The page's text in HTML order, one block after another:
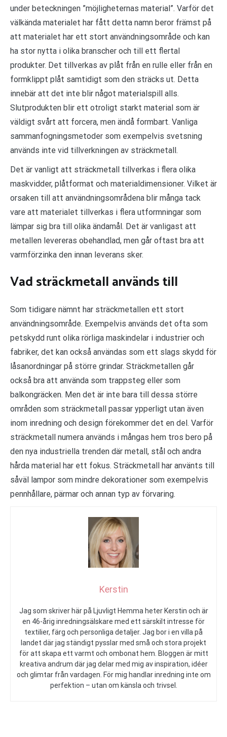
under beteckningen ”möjligheternas material”. Varför det
välkända materialet har fått detta namn beror främst på
att materialet har ett stort användningsområde och kan
ha stor nytta i olika branscher och till ett flertal
produkter. Det tillverkas av plåt från en rulle eller från en
formklippt plåt samtidigt som den sträcks ut. Detta
innebär att det inte blir något materialspill alls.
Slutprodukten blir ett otroligt starkt material som är
väldigt svårt att forcera, men ändå formbart. Vanliga
sammanfogningsmetoder som exempelvis svetsning
används inte vid tillverkningen av sträckmetall.
Det är vanligt att sträckmetall tillverkas i flera olika
maskvidder, plåtformat och materialdimensioner. Vilket är
orsaken till att användningsområdena blir många tack
vare att materialet tillverkas i flera utformningar som
lämpar sig bra till olika ändamål. Det är vanligast att
metallen levereras obehandlad, men går oftast bra att
varmförzinka den innan leverans sker.
Vad sträckmetall används till
Som tidigare nämnt har sträckmetallen ett stort
användningsområde. Exempelvis används det ofta som
petskydd runt olika rörliga maskindelar i industrier och
fabriker, det kan också användas som ett slags skydd för
låsanordningar på större grindar. Sträckmetallen går
också bra att använda som trappsteg eller som
balkongräcken. Men det är inte bara till dessa större
områden som sträckmetall passar ypperligt utan även
inom inredning och design förekommer det en del. Varför
sträckmetall numera används i mångas hem tros bero på
den nya industriella trenden där metall, stål och andra
hårda material har ett fokus. Sträckmetall har använts till
såväl lampor som mindre dekorationer som exempelvis
pennhållare, pärmar och annan typ av förvaring.
Kerstin
Jag som skriver här på Ljuvligt Hemma heter Kerstin och är
en 46-årig inredningsälskare med ett särskilt intresse för
textilier, färg och personliga detaljer. Jag bor i en villa på
landet där jag ständigt pysslar med små och stora projekt
för att skapa ett varmt och ombonat hem. Bloggen är mitt
kreativa andrum där jag delar med mig av inspiration, idéer
och glimtar från vardagen. För mig handlar inredning inte om
perfektion – utan om känsla och trivsel.